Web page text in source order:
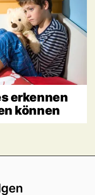
erkennen
können